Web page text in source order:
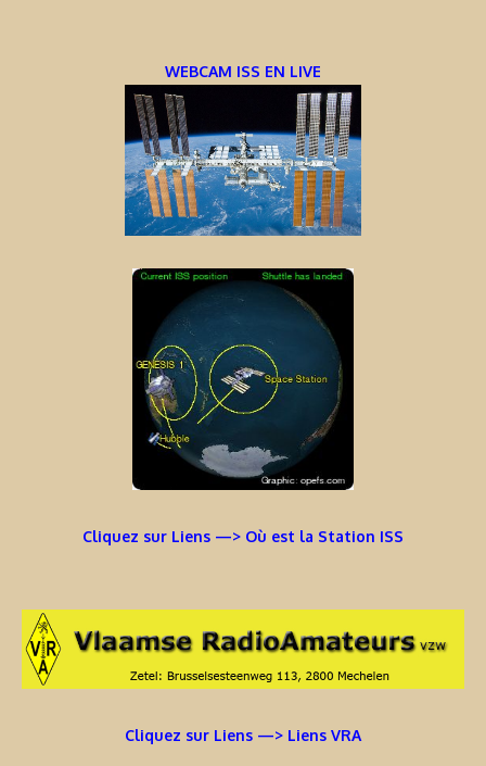
WEBCAM ISS EN LIVE
Cliquez sur Liens —> Où est la Station ISS
Cliquez sur Liens —> Liens VRA